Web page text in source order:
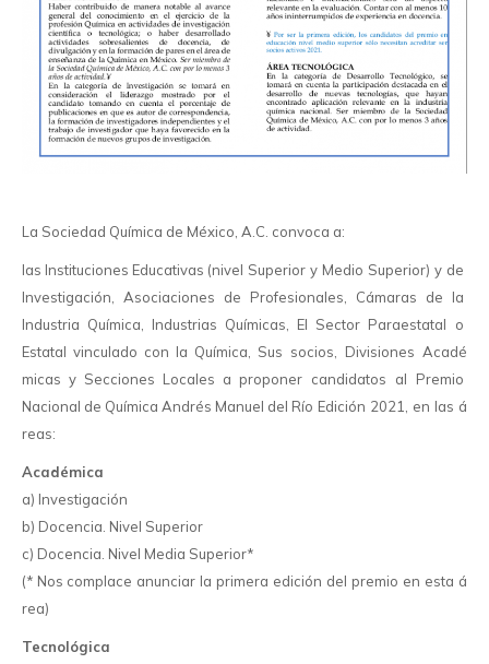
La Sociedad Química de México, A. C. convoca a:
las Instituciones Educativas (nivel Superior y Medio Superior) y de
Investigación, Asociaciones de Profesionales, Cámaras de la
Industria Química, Industrias Químicas, El Sector Paraestatal o
Estatal vinculado con la Química, Sus socios, Divisiones Acadé
micas y Secciones Locales a proponer candidatos al Premio
Nacional de Química Andrés Manuel del Río Edición 2021, en las á
reas:
Académica
a) Investigación
b) Docencia. Nivel Superior
c) Docencia. Nivel Media Superior*
(* Nos complace anunciar la primera edición del premio en esta á
rea)
Tecnológica